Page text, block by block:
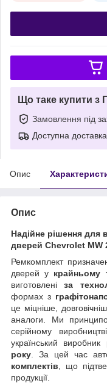
Що таке купити з
Замовлення під
Доступна доставка
Опис
Опис
Надійне рішення для
дверей Chevrolet MW
Ремкомплект
дверей у крайньому
виготовленіза
формах з
це міцніше,
аналоги. Ми
серійному
український
року . За цей час
комплектів , що
продукції.